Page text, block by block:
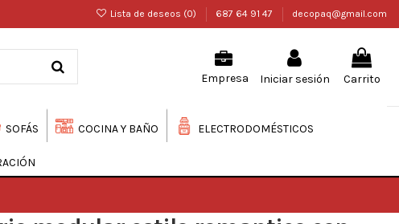
Lista de deseos (0) 687 64 91 47 decopaq@gmail.com
Empresa Iniciar sesión Carrito
SOFÁS COCINA Y BAÑO ELECTRODOMÉSTICOS